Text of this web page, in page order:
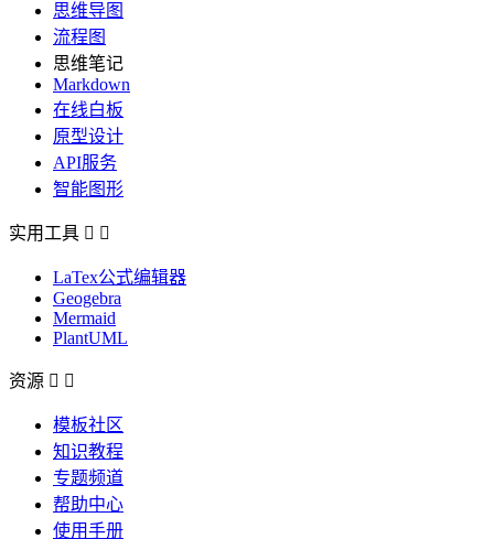
思维导图
流程图
思维笔记
Markdown
在线白板
原型设计
API服务
智能图形
实用工具  
LaTex公式编辑器
Geogebra
Mermaid
PlantUML
资源  
模板社区
知识教程
专题频道
帮助中心
使用手册